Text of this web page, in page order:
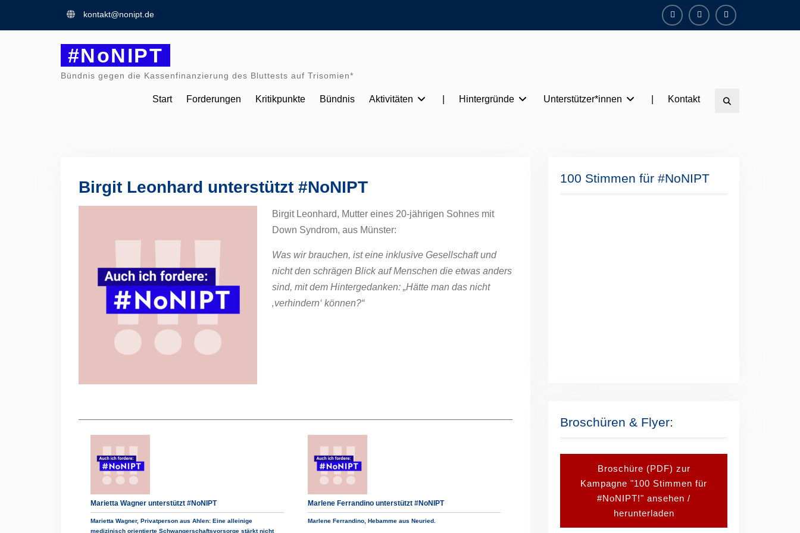
kontakt@nonipt.de
FacebookInstagram
Twitter
#NoNIPT
Bündnis gegen die Kassenfinanzierung des Bluttests auf Trisomien*
Start Forderungen Kritikpunkte Bündnis Aktivitäten Hintergründe Unterstützer*innen Kontakt
Birgit Leonhard unterstützt #NoNIPT
Birgit Leonhard, Mutter eines 20-jährigen Sohnes mit
Down Syndrom, aus Münster:
Was wir brauchen, ist eine inklusive Gesellschaft und
nicht den schrägen Blick auf Menschen die etwas anders
sind, mit dem Hintergedanken: „Hätte man das nicht
‚verhindern‘ können?“
Marietta Wagner unterstützt #NoNIPT
Marietta Wagner, Privatperson aus Ahlen: Eine alleinige
medizinisch orientierte Schwangerschaftsvorsorge stärkt nicht
Marlene Ferrandino unterstützt #NoNIPT
Marlene Ferrandino, Hebamme aus Neuried.
100 Stimmen für #NoNIPT
Broschüren & Flyer:
Broschüre (PDF) zur
Kampagne "100 Stimmen für
#NoNIPT!" ansehen /
herunterladen